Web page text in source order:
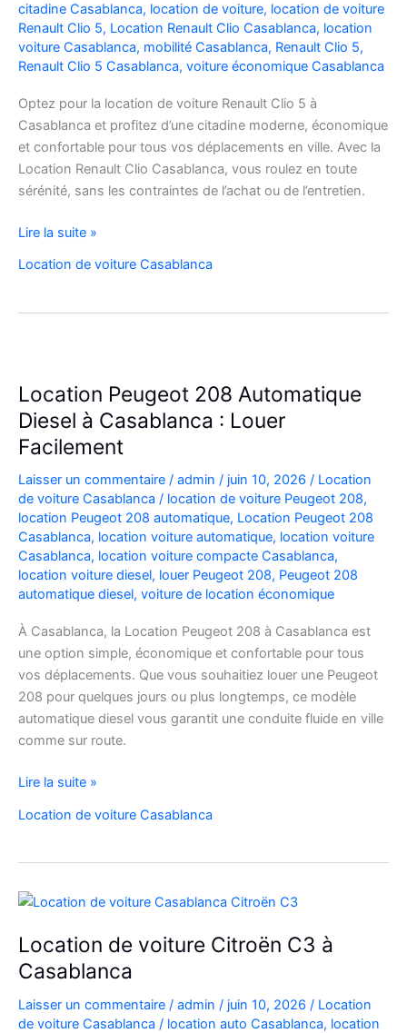
citadine Casablanca, location de voiture, location de voiture
Renault Clio 5, Location Renault Clio Casablanca, location
voiture Casablanca, mobilité Casablanca, Renault Clio 5,
Renault Clio 5 Casablanca, voiture économique Casablanca
Optez pour la location de voiture Renault Clio 5 à
Casablanca et profitez d’une citadine moderne, économique
et confortable pour tous vos déplacements en ville. Avec la
Location Renault Clio Casablanca, vous roulez en toute
sérénité, sans les contraintes de l’achat ou de l’entretien.
Location
Voiture
Clio
Casablanca
✅
Lire la suite »
Location de voiture Casablanca
Location Peugeot 208 Automatique
Diesel à Casablanca : Louer
Facilement
Laisser un commentaire / admin / juin 10, 2026 / Location
de voiture Casablanca / location de voiture Peugeot 208,
location Peugeot 208 automatique, Location Peugeot 208
Casablanca, location voiture automatique, location voiture
Casablanca, location voiture compacte Casablanca,
location voiture diesel, louer Peugeot 208, Peugeot 208
automatique diesel, voiture de location économique
À Casablanca, la Location Peugeot 208 à Casablanca est
une option simple, économique et confortable pour tous
vos déplacements. Que vous souhaitiez louer une Peugeot
208 pour quelques jours ou plus longtemps, ce modèle
automatique diesel vous garantit une conduite fluide en ville
comme sur route.
Location
208
Diesel
à
Casablanca
:
Louer
Facilement
Lire la suite »
Location de voiture Casablanca
Location de voiture Citroën C3 à
Casablanca
Laisser un commentaire / admin / juin 10, 2026 / Location
de voiture Casablanca / location auto Casablanca, location